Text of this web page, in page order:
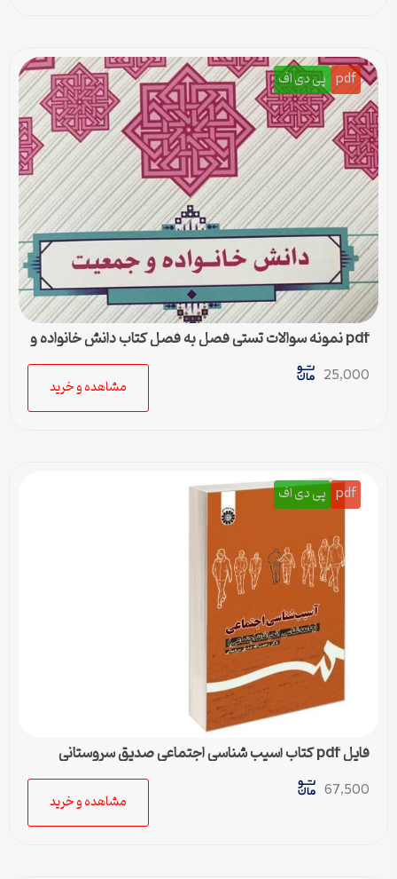
pdf پی دی اف
pdf نمونه سوالات تستی فصل به فصل کتاب دانش خانواده و
جمعیت
25,000
مشاهده و خرید
pdf پی دی اف
فایل pdf کتاب آسیب شناسی اجتماعی صدیق سروستانی
67,500
مشاهده و خرید